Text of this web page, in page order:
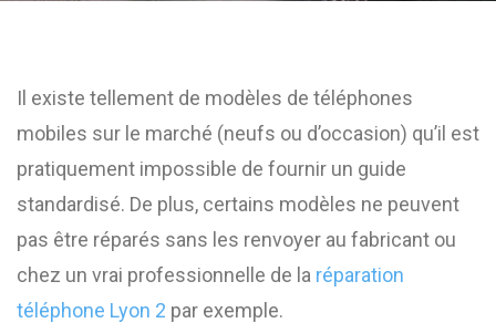
Il existe tellement de modèles de téléphones
mobiles sur le marché (neufs ou d’occasion) qu’il est
pratiquement impossible de fournir un guide
standardisé. De plus, certains modèles ne peuvent
pas être réparés sans les renvoyer au fabricant ou
chez un vrai professionnelle de la réparation
téléphone Lyon 2 par exemple.